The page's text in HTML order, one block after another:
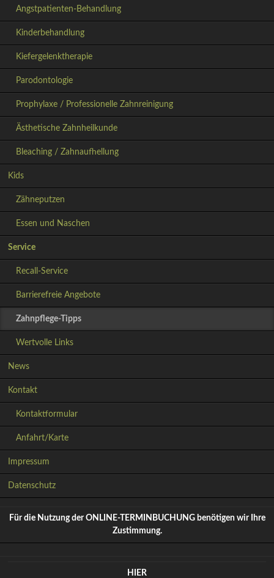
Angstpatienten-Behandlung
Kinderbehandlung
Kiefergelenktherapie
Parodontologie
Prophylaxe / Professionelle Zahnreinigung
Ästhetische Zahnheilkunde
Bleaching / Zahnaufhellung
Kids
Zähneputzen
Essen und Naschen
Service
Recall-Service
Barrierefreie Angebote
Zahnpflege-Tipps
Wertvolle Links
News
Kontakt
Kontaktformular
Anfahrt/Karte
Navigation
überspringen
Impressum
Datenschutz
Für die Nutzung der ONLINE-TERMINBUCHUNG benötigen wir Ihre
Zustimmung.
HIER